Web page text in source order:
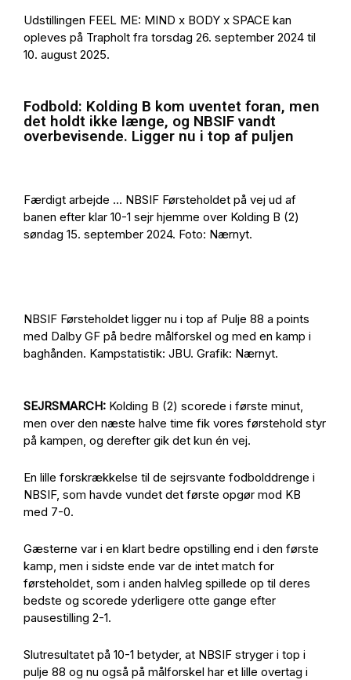
Udstillingen FEEL ME: MIND x BODY x SPACE kan
opleves på Trapholt fra torsdag 26. september 2024 til
10. august 2025.
Fodbold: Kolding B kom uventet foran, men
det holdt ikke længe, og NBSIF vandt
overbevisende. Ligger nu i top af puljen
Færdigt arbejde … NBSIF Førsteholdet på vej ud af
banen efter klar 10-1 sejr hjemme over Kolding B (2)
søndag 15. september 2024. Foto: Nærnyt.
NBSIF Førsteholdet ligger nu i top af Pulje 88 a points
med Dalby GF på bedre målforskel og med en kamp i
baghånden. Kampstatistik: JBU. Grafik: Nærnyt.
SEJRSMARCH: Kolding B (2) scorede i første minut,
men over den næste halve time fik vores førstehold styr
på kampen, og derefter gik det kun én vej.
En lille forskrækkelse til de sejrsvante fodbolddrenge i
NBSIF, som havde vundet det første opgør mod KB
med 7-0.
Gæsterne var i en klart bedre opstilling end i den første
kamp, men i sidste ende var de intet match for
førsteholdet, som i anden halvleg spillede op til deres
bedste og scorede yderligere otte gange efter
pausestilling 2-1.
Slutresultatet på 10-1 betyder, at NBSIF stryger i top i
pulje 88 og nu også på målforskel har et lille overtag i